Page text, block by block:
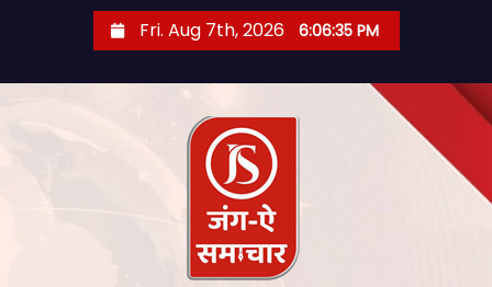
Fri. Aug 7th, 2026 6:06:36 PM